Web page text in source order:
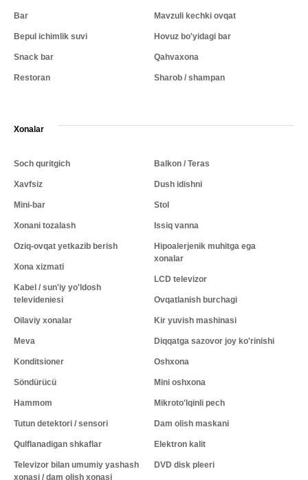
Bar
Bepul ichimlik suvi
Snack bar
Restoran
Mavzuli kechki ovqat
Hovuz bo'yidagi bar
Qahvaxona
Sharob / shampan
Xonalar
Soch quritgich
Xavfsiz
Mini-bar
Xonani tozalash
Oziq-ovqat yetkazib berish
Xona xizmati
Kabel / sun'iy yo'ldosh
televideniesi
Oilaviy xonalar
Meva
Konditsioner
Söndürücü
Hammom
Tutun detektori / sensori
Qulflanadigan shkaflar
Televizor bilan umumiy yashash
xonasi / dam olish xonasi
Balkon / Teras
Dush idishni
Stol
Issiq vanna
Hipoalerjenik muhitga ega
xonalar
LCD televizor
Ovqatlanish burchagi
Kir yuvish mashinasi
Diqqatga sazovor joy ko'rinishi
Oshxona
Mini oshxona
Mikroto'lqinli pech
Dam olish maskani
Elektron kalit
DVD disk pleeri